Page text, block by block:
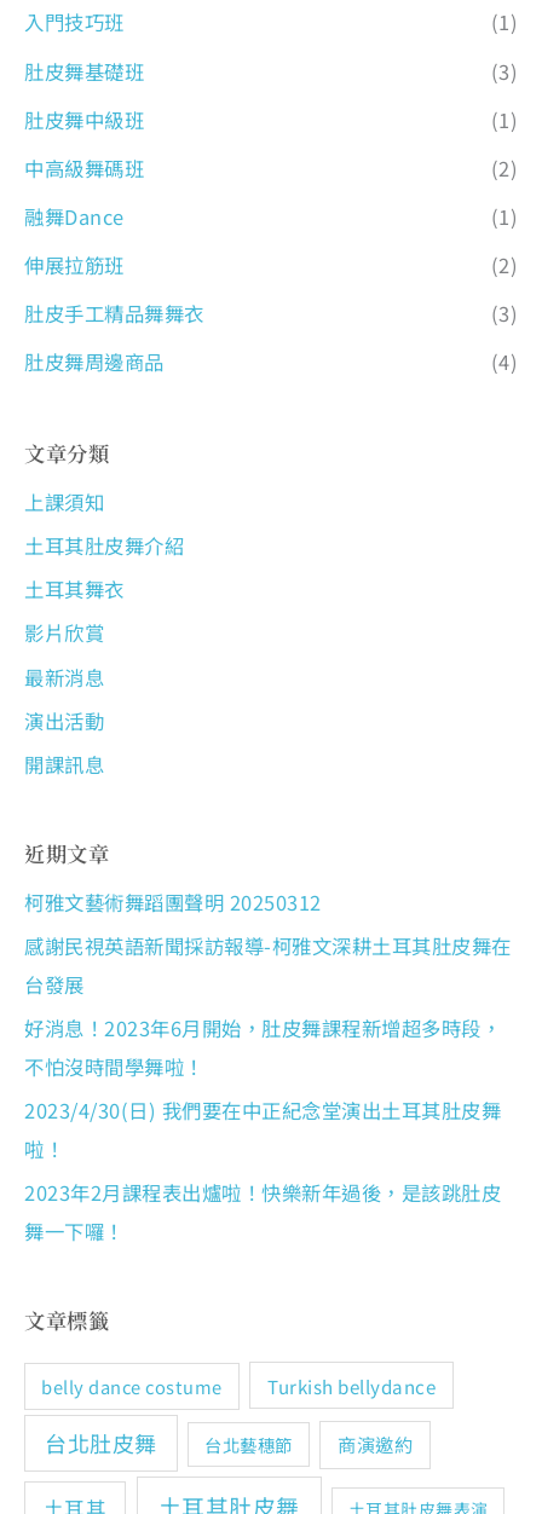
入門技巧班
(1)
肚皮舞基礎班
(3)
肚皮舞中級班
(1)
中高級舞碼班
(2)
融舞Dance
(1)
伸展拉筋班
(2)
肚皮手工精品舞舞衣
(3)
肚皮舞周邊商品
(4)
文章分類
上課須知
土耳其肚皮舞介紹
土耳其舞衣
影片欣賞
最新消息
演出活動
開課訊息
近期文章
柯雅文藝術舞蹈團聲明 20250312
感謝民視英語新聞採訪報導-柯雅文深耕土耳其肚皮舞在
台發展
好消息！2023年6月開始，肚皮舞課程新增超多時段，
不怕沒時間學舞啦！
2023/4/30(日) 我們要在中正紀念堂演出土耳其肚皮舞
啦！
2023年2月課程表出爐啦！快樂新年過後，是該跳肚皮
舞一下囉！
文章標籤
belly dance costume Turkish bellydance
台北肚皮舞 台北藝穗節 商演邀約
土耳其 土耳其肚皮舞 土耳其肚皮舞表演